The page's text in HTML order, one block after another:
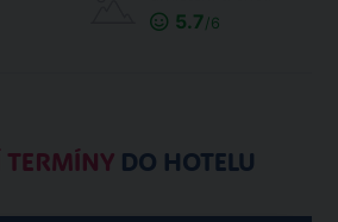
5.7/6
TERMÍNYDO HOTELU